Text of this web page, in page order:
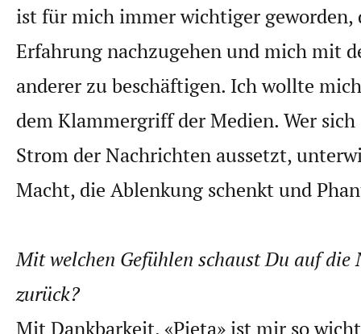
ist für mich immer wichtiger geworden,
Erfahrung nachzugehen und mich mit
anderer zu beschäftigen. Ich wollte
dem Klammergriff der Medien. Wer
Strom der Nachrichten aussetzt,
Macht, die Ablenkung schenkt und
Mit welchen Gefühlen schaust Du auf die
zurück?
Mit Dankbarkeit. «Pieta» ist mir so